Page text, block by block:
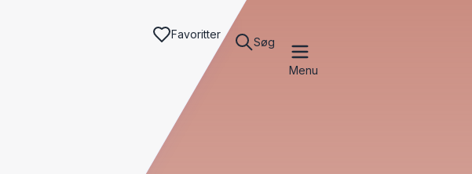
Favoritter
Søg
Menu